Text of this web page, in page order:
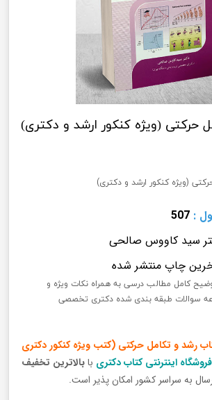
حرکتی (ویژه کنکور ارشد و دکتری)
(ویژه کنکور ارشد و دکتری)
:
507
سید کاووس صالحی
چاپ منتشر شده
کامل مطالب درسی به همراه نکات ویژه و
سوالات طبقه بندی شده دکتری تخصصی
رشد و تکامل حرکتی (کتب ویژه کنکور دکتری
فروشگاه اینترنتی کتاب دکتری بابالاترین تخفیف
به سراسر کشور امکان پذیر است.